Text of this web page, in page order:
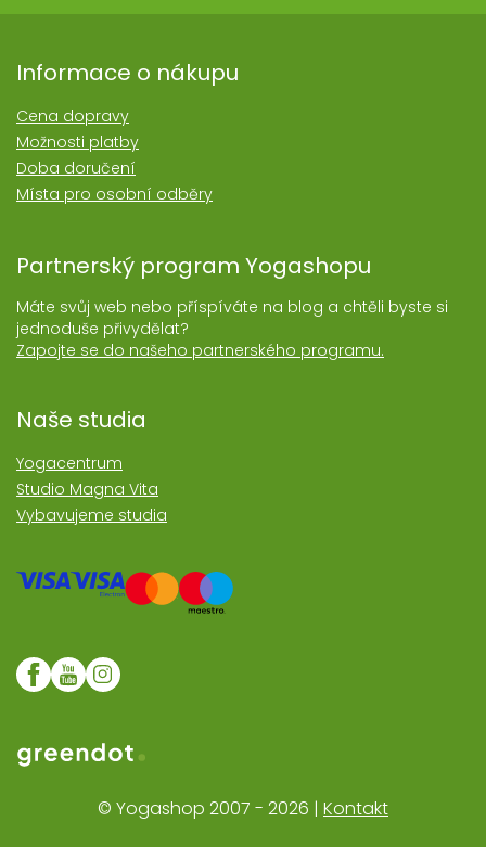
Informace o nákupu
Cena dopravy
Možnosti platby
Doba doručení
Místa pro osobní odběry
Partnerský program Yogashopu
Máte svůj web nebo příspíváte na blog a chtěli byste si
jednoduše přivydělat?
Zapojte se do našeho partnerského programu.
Naše studia
Yogacentrum
Studio Magna Vita
Vybavujeme studia
Web realozoval Greendot
© Yogashop 2007 - 2026 | Kontakt